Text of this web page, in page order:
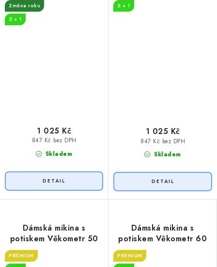
Změna roku
2 + 1
Skladem
847 Kč bez DPH
1 025 Kč
2 + 1
Skladem
847 Kč bez DPH
1 025 Kč
Dámská mikina s
potiskem Věkometr 50
PREMIUM
Dámská mikina s
potiskem Věkometr 60
PREMIUM